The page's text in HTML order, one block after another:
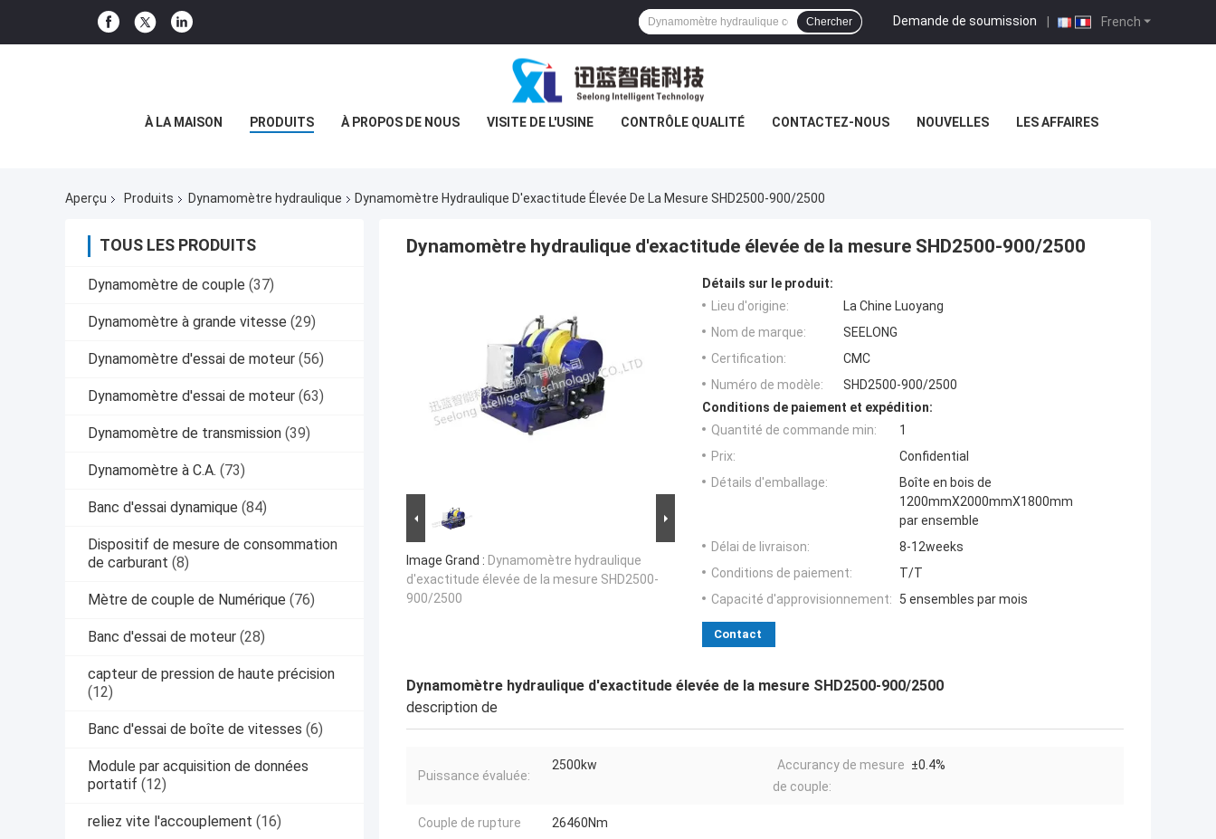
French
Demande de soumission |
Chercher
À LA MAISON PRODUITS À PROPOS DE NOUS VISITE DE L'USINE CONTRÔLE QUALITÉ CONTACTEZ-NOUS NOUVELLES LES AFFAIRES
Aperçu Produits Dynamomètre hydraulique Dynamomètre Hydraulique D'exactitude Élevée De La Mesure SHD2500-900/2500
TOUS LES PRODUITS
Dynamomètre de couple (37)
Dynamomètre à grande vitesse (29)
Dynamomètre d'essai de moteur (56)
Dynamomètre d'essai de moteur (63)
Dynamomètre de transmission (39)
Dynamomètre à C.A. (73)
Banc d'essai dynamique (84)
Dispositif de mesure de consommation
de carburant (8)
Mètre de couple de Numérique (76)
Banc d'essai de moteur (28)
capteur de pression de haute précision
(12)
Banc d'essai de boîte de vitesses (6)
Module par acquisition de données
portatif (12)
reliez vite l'accouplement (16)
Dynamomètre hydraulique d'exactitude élevée de la mesure SHD2500-900/2500
Image Grand : Dynamomètre hydraulique
d'exactitude élevée de la mesure SHD2500-
900/2500
Détails sur le produit:
Lieu d'origine:
La Chine Luoyang
Nom de marque:
SEELONG
Certification:
CMC
Numéro de modèle:
SHD2500-900/2500
Conditions de paiement et expédition:
Quantité de commande min:
1
Prix:
Confidential
Détails d'emballage:
Boîte en bois de
1200mmX2000mmX1800mm
par ensemble
Délai de livraison:
8-12weeks
Conditions de paiement:
T/T
Capacité d'approvisionnement:
5 ensembles par mois
Contact
Dynamomètre hydraulique d'exactitude élevée de la mesure SHD2500-900/2500
description de
Puissance évaluée:
2500kw
Accurancy de mesure
de couple:
±0.4%
Couple de rupture
26460Nm